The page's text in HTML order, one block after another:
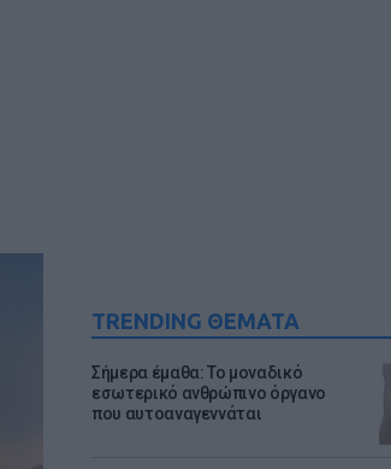
TRENDING ΘΕΜΑΤΑ
Σήμερα έμαθα: Το μοναδικό
εσωτερικό ανθρώπινο όργανο
που αυτοαναγεννάται